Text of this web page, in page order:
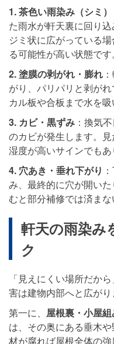
1. 茶色い雨染み（シミ）
た雨水が軒天裏に回り
ジミ状に広がっている
る可能性が高い状態です。
2. 塗膜の剥がれ・膨れ
がり、パリパリと剥が
カル板や合板まで水を吸
3. カビ・黒ずみ ：換気
のカビが発生します。
湿度が高いサインでもあ
4. 穴あき・垂れ下がり
み、最終的に穴が開い
むと部分補修では済まな
軒天の雨染み
ク
「見えにくい場所だか
害は建物内部へと広がり
第一に、 屋根裏・小屋
は、その奥にある垂木
材が腐れば屋根全体の強